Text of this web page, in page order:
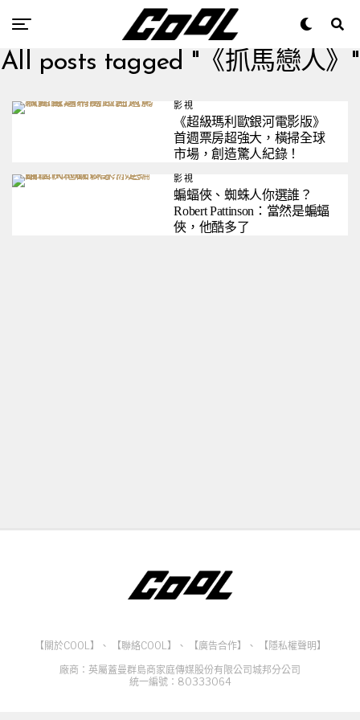
All posts tagged "《抓馬戀人》"
影視
《超級瑪利歐銀河電影版》
首週票房超強大，橫掃全球
市場，創造驚人紀錄！
影視
蝙蝠俠、蜘蛛人你選誰？
Robert Pattinson：當然是蝙蝠
俠，他酷多了
【關於COOL】 、 【聯絡COOL】 、 【廣告合作】 、
【隱私權聲明】
廠商：英屬蓋曼群島商家庭傳媒股份有限公司城邦分公司
統一編號：80333064